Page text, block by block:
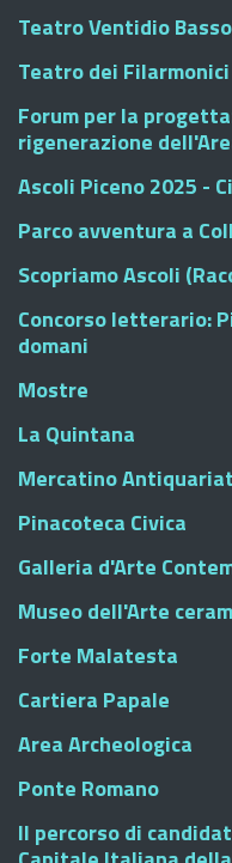
Teatro Ventidio Basso
Teatro dei Filarmonici
Forum per la
rigenerazione
Ascoli Piceno 2025 -
Parco avventura a
Scopriamo Ascoli
Concorso letterario:
domani
Mostre
La Quintana
Mercatino
Pinacoteca Civica
Galleria d'Arte
Museo dell'Arte
Forte Malatesta
Cartiera Papale
Area Archeologica
Ponte Romano
Il percorso di